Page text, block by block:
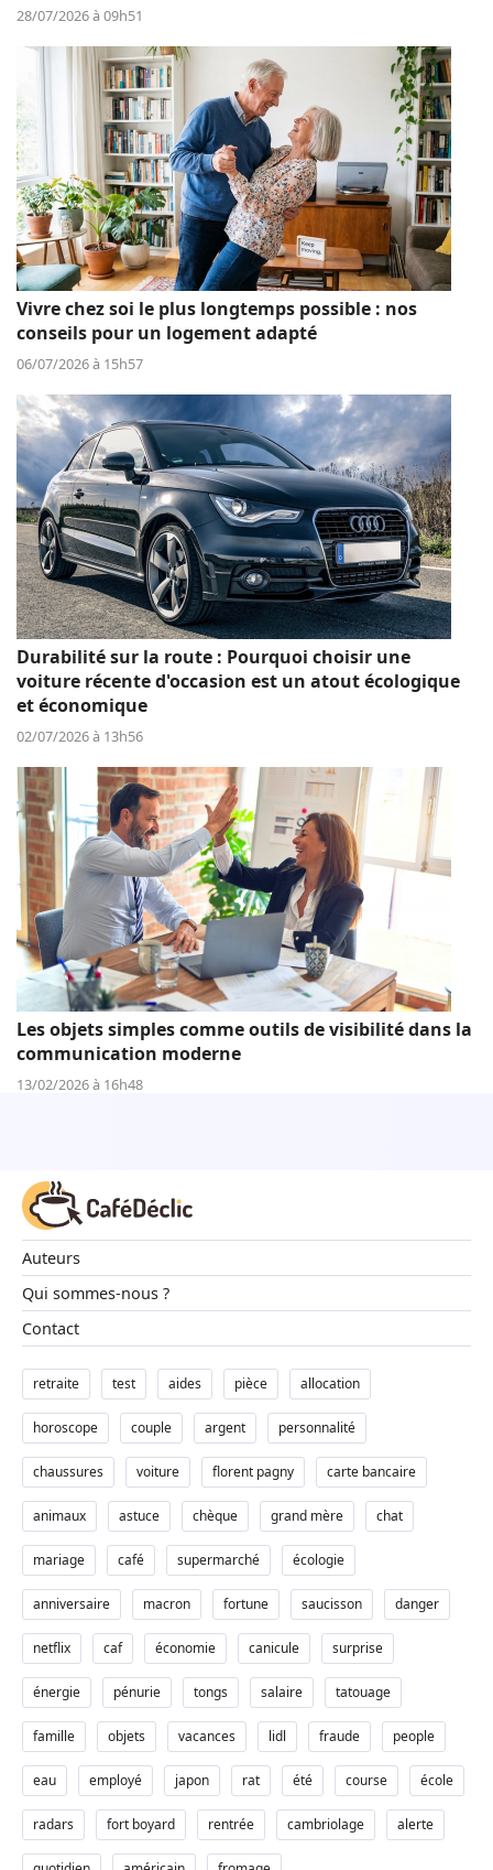
28/07/2026 à 09h51
Vivre chez soi le plus longtemps possible : nos
conseils pour un logement adapté
06/07/2026 à 15h57
Durabilité sur la route : Pourquoi choisir une
voiture récente d'occasion est un atout écologique
et économique
02/07/2026 à 13h56
Les objets simples comme outils de visibilité dans la
communication moderne
13/02/2026 à 16h48
Auteurs
Qui sommes-nous ?
Contact
retraite test aides pièce allocation
horoscope couple argent personnalité
chaussures voiture florent pagny carte bancaire
animaux astuce chèque grand mère chat
mariage café supermarché écologie
anniversaire macron fortune saucisson danger
netflix caf économie canicule surprise
énergie pénurie tongs salaire tatouage
famille objets vacances lidl fraude people
eau employé japon rat été course école
radars fort boyard rentrée cambriolage alerte